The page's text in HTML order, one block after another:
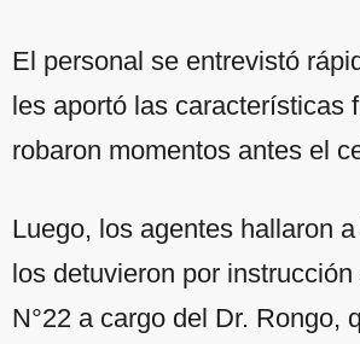
El personal se entrevistó
les aportó las características
robaron momentos antes el
Luego, los agentes hallaron
los detuvieron por
N°22 a cargo del Dr. Rongo,